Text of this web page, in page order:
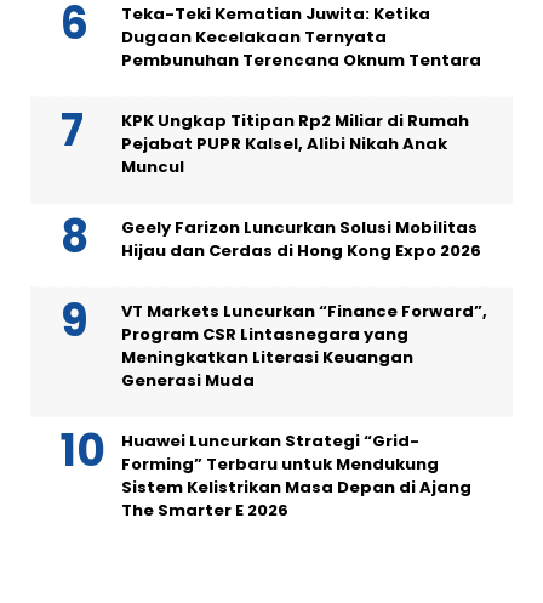
Teka-Teki Kematian Juwita: Ketika
Dugaan Kecelakaan Ternyata
Pembunuhan Terencana Oknum Tentara
KPK Ungkap Titipan Rp2 Miliar di Rumah
Pejabat PUPR Kalsel, Alibi Nikah Anak
Muncul
Geely Farizon Luncurkan Solusi Mobilitas
Hijau dan Cerdas di Hong Kong Expo 2026
VT Markets Luncurkan “Finance Forward”,
Program CSR Lintasnegara yang
Meningkatkan Literasi Keuangan
Generasi Muda
Huawei Luncurkan Strategi “Grid-
Forming” Terbaru untuk Mendukung
Sistem Kelistrikan Masa Depan di Ajang
The Smarter E 2026